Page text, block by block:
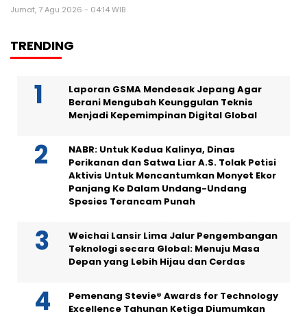
Jumat, 7 Agu 2026 - 04:14 WIB
TRENDING
Laporan GSMA Mendesak Jepang Agar
Berani Mengubah Keunggulan Teknis
Menjadi Kepemimpinan Digital Global
NABR: Untuk Kedua Kalinya, Dinas
Perikanan dan Satwa Liar A.S. Tolak Petisi
Aktivis Untuk Mencantumkan Monyet Ekor
Panjang Ke Dalam Undang-Undang
Spesies Terancam Punah
Weichai Lansir Lima Jalur Pengembangan
Teknologi secara Global: Menuju Masa
Depan yang Lebih Hijau dan Cerdas
Pemenang Stevie® Awards for Technology
Excellence Tahunan Ketiga Diumumkan